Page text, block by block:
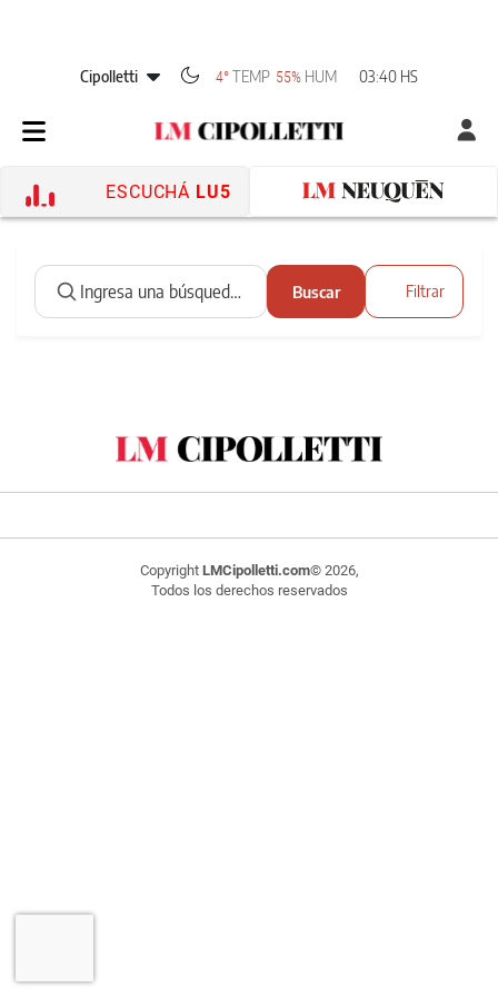
Cipolletti 4° TEMP 55% HUM 03:40 HS
ESCUCHÁ LU5
Buscar Filtrar
Copyright LMCipolletti.com© 2026,
Todos los derechos reservados